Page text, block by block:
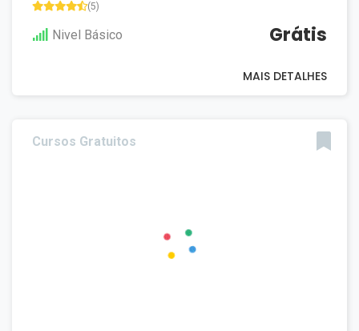
(5)
Nivel Básico Grátis
MAIS DETALHES
Cursos Gratuitos